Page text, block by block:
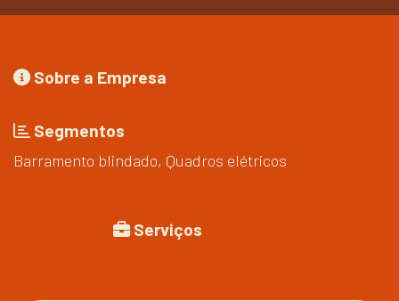
Sobre a Empresa
Segmentos
Barramento blindado, Quadros elétricos
Serviços